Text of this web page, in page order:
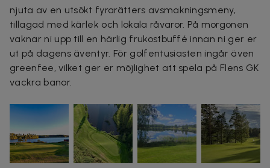
njuta av en utsökt fyrarätters avsmakningsmeny,
tillagad med kärlek och lokala råvaror. På morgonen
vaknar ni upp till en härlig frukostbuffé innan ni ger er
ut på dagens äventyr. För golfentusiasten ingår även
greenfee, vilket ger er möjlighet att spela på Flens GK
vackra banor.